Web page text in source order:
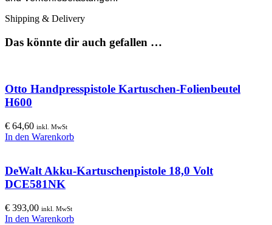
Shipping & Delivery
Das könnte dir auch gefallen …
Otto Handpresspistole Kartuschen-Folienbeutel
H600
€ 64,60 inkl. MwSt
In den Warenkorb
DeWalt Akku-Kartuschenpistole 18,0 Volt
DCE581NK
€ 393,00 inkl. MwSt
In den Warenkorb